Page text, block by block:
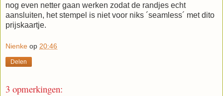
nog even netter gaan werken zodat de randjes echt
aansluiten, het stempel is niet voor niks ´seamless´ met dito
prijskaartje.
Nienke op 20:46
Delen
3 opmerkingen: